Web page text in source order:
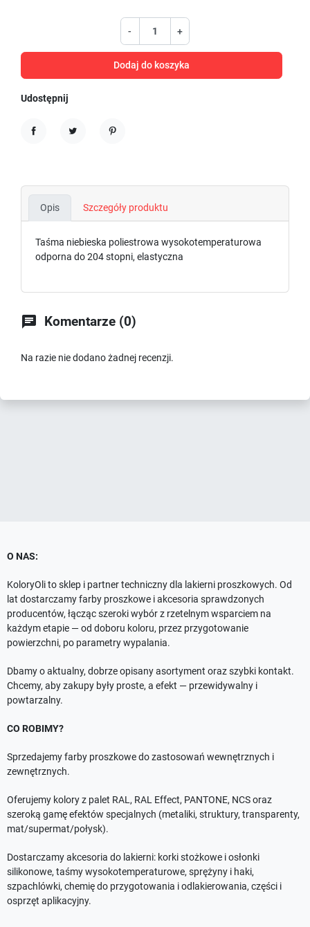
- +
Dodaj do koszyka
Udostępnij
Opis Szczegóły produktu
Taśma niebieska poliestrowa wysokotemperaturowa
odporna do 204 stopni, elastyczna
 Komentarze (0)
Na razie nie dodano żadnej recenzji.
O NAS:
KoloryOli to sklep i partner techniczny dla lakierni proszkowych. Od
lat dostarczamy farby proszkowe i akcesoria sprawdzonych
producentów, łącząc szeroki wybór z rzetelnym wsparciem na
każdym etapie — od doboru koloru, przez przygotowanie
powierzchni, po parametry wypalania.
Dbamy o aktualny, dobrze opisany asortyment oraz szybki kontakt.
Chcemy, aby zakupy były proste, a efekt — przewidywalny i
powtarzalny.
CO ROBIMY?
Sprzedajemy farby proszkowe do zastosowań wewnętrznych i
zewnętrznych.
Oferujemy kolory z palet RAL, RAL Effect, PANTONE, NCS oraz
szeroką gamę efektów specjalnych (metaliki, struktury, transparenty,
mat/supermat/połysk).
Dostarczamy akcesoria do lakierni: korki stożkowe i osłonki
silikonowe, taśmy wysokotemperaturowe, sprężyny i haki,
szpachlówki, chemię do przygotowania i odlakierowania, części i
osprzęt aplikacyjny.